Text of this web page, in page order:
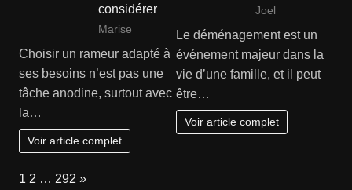
considérer
Marise
Choisir un rameur adapté à
ses besoins n’est pas une
tâche anodine, surtout avec
la…
Voir article complet
Joel
Le déménagement est un
événement majeur dans la
vie d’une famille, et il peut
être…
Voir article complet
Page:
1 2 … 292 Next
»